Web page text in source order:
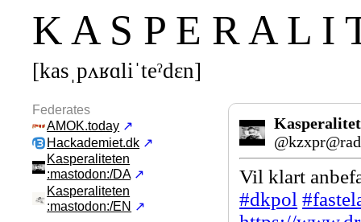
K A S P E R A L I
[kasˌpʌʁɑliˈteˀdεn]
Federates
AMOK.today ↗
Hackademiet.dk ↗
Kasperaliteten
:mastodon:/DA ↗
Kasperaliteten
:mastodon:/EN ↗
Vil klart
#dkpol #